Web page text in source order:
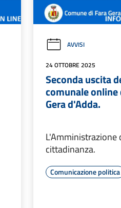
AVVISI
24 OTTOBRE 2025
Seconda uscita
comunale online
Gera d'Adda.
cittadinanza.
Comunicazione politica